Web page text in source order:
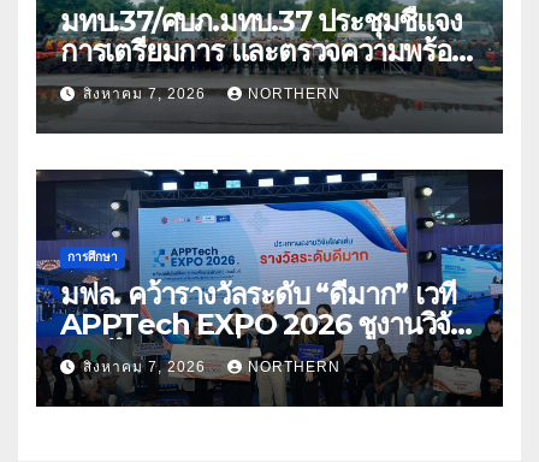
มทบ.37/ศบภ.มทบ.37 ประชุมชี้แจง
การเตรียมการ และตรวจความพร้อม
ด้านการบรรเทาสาธารณภัย
สิงหาคม 7, 2026 NORTHERN
การศึกษา
มฟล. คว้ารางวัลระดับ “ดีมาก” เวที
APPTech EXPO 2026 ชูงานวิจัย
สมุนไพร ขับเคลื่อนนวัตกรรมสู่เชิง
พาณิชย์
สิงหาคม 7, 2026 NORTHERN